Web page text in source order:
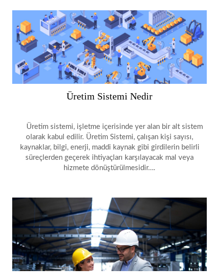
Üretim Sistemi Nedir
Üretim sistemi, işletme içerisinde yer alan bir alt sistem
olarak kabul edilir. Üretim Sistemi, çalışan kişi sayısı,
kaynaklar, bilgi, enerji, maddi kaynak gibi girdilerin belirli
süreçlerden geçerek ihtiyaçları karşılayacak mal veya
hizmete dönüştürülmesidir….